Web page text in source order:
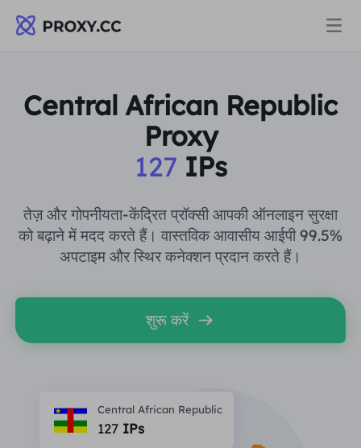
प्रॉक्सी
आवासीय प्रॉक्सी
स्थैतिक आवासीय प्रॉक्सी
स्थिर डेटा केंद्र एजेंट
आवासीय प्रॉक्सी $0.8/जीबी
असीमित आवासीय प्रॉक्सी $69.62/दिन
स्थिर डेटा केंद्र एजेंट
Data for AI
ब्रांड संरक्षण
संबद्ध कार्यक्रम
Central African Republic
Proxy
127 IPs
तेज़ और गोपनीयता-केंद्रित प्रॉक्सी आपकी ऑनलाइन सुरक्षा
को बढ़ाने में मदद करते हैं। वास्तविक आवासीय आईपी 99.5%
अपटाइम और स्थिर कनेक्शन प्रदान करते हैं।
शुरू करें
Central African Republic
127IPs